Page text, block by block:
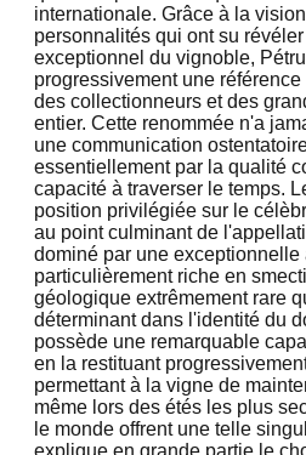
internationale. Grâce à la
personnalités qui ont su révéler
exceptionnel du vignoble,
progressivement une
des collectionneurs et des
entier. Cette renommée n'a
une communication
essentiellement par la qualité
capacité à traverser le temps.
position privilégiée sur le
au point culminant de
dominé par une exceptionnelle
particulièrement riche en
géologique extrêmement rare
déterminant dans l'identité du
possède une remarquable
en la restituant
permettant à la vigne de
même lors des étés les plus
le monde offrent une telle
explique en grande partie le